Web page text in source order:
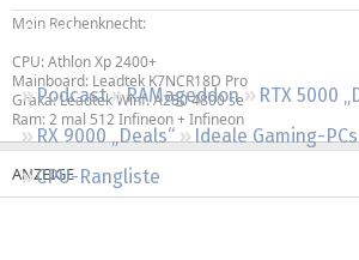
Regeln
Podcast RAMageddon
RTX 5000
RX 9000 „Deals“
Ideale Gaming-PCs
CPU-Rangliste
Mein Rechenknecht:
CPU: Athlon Xp 2400+
Mainboard: Leadtek K7NCR18D Pro
Graka: Leadtek Winf. A280 4800 se
Ram: 2 mal 512 Infineon + Infineon